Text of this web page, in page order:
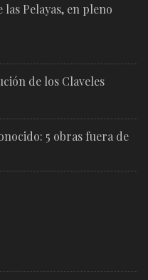
Pelayas, en pleno
de los Claveles
5 obras fuera de